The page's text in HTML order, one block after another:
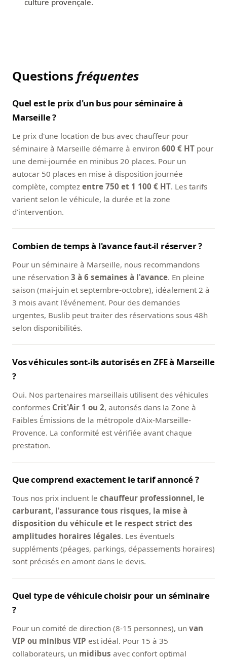
culture provençale.
Questions fréquentes
Quel est le prix d'un bus pour séminaire à
Marseille ?
Le prix d'une location de bus avec chauffeur pour
séminaire à Marseille démarre à environ 600 € HT pour
une demi-journée en minibus 20 places. Pour un
autocar 50 places en mise à disposition journée
complète, comptez entre 750 et 1 100 € HT. Les tarifs
varient selon le véhicule, la durée et la zone
d'intervention.
Combien de temps à l'avance faut-il réserver ?
Pour un séminaire à Marseille, nous recommandons
une réservation 3 à 6 semaines à l'avance. En pleine
saison (mai-juin et septembre-octobre), idéalement 2 à
3 mois avant l'événement. Pour des demandes
urgentes, Buslib peut traiter des réservations sous 48h
selon disponibilités.
Vos véhicules sont-ils autorisés en ZFE à Marseille
?
Oui. Nos partenaires marseillais utilisent des véhicules
conformes Crit'Air 1 ou 2, autorisés dans la Zone à
Faibles Émissions de la métropole d'Aix-Marseille-
Provence. La conformité est vérifiée avant chaque
prestation.
Que comprend exactement le tarif annoncé ?
Tous nos prix incluent le chauffeur professionnel, le
carburant, l'assurance tous risques, la mise à
disposition du véhicule et le respect strict des
amplitudes horaires légales. Les éventuels
suppléments (péages, parkings, dépassements horaires)
sont précisés en amont dans le devis.
Quel type de véhicule choisir pour un séminaire
?
Pour un comité de direction (8-15 personnes), un van
VIP ou minibus VIP est idéal. Pour 15 à 35
collaborateurs, un midibus avec confort optimal